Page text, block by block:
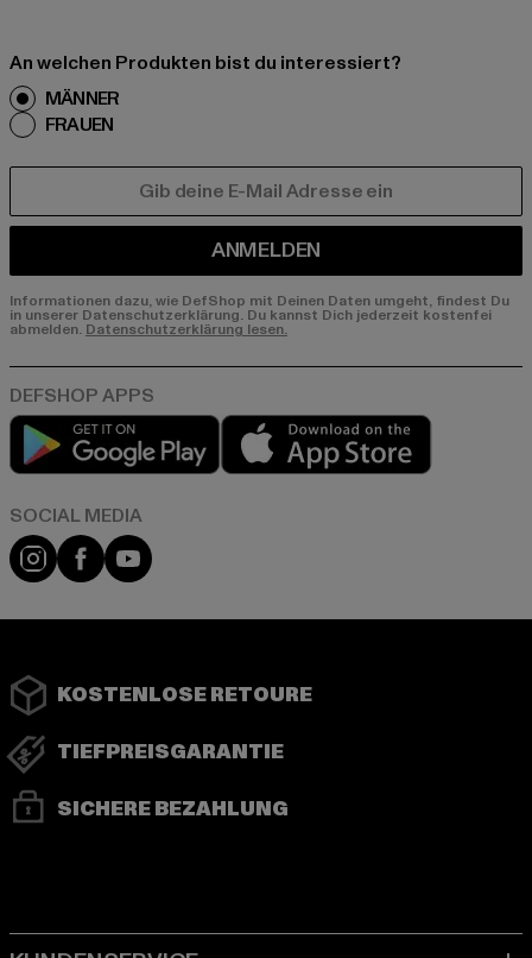
An welchen Produkten bist du interessiert?
MÄNNER
FRAUEN
ANMELDEN
Informationen dazu, wie DefShop mit Deinen Daten umgeht, findest Du
in unserer Datenschutzerklärung. Du kannst Dich jederzeit kostenfei
abmelden. Datenschutzerklärung lesen.
Play market
Instagram
FacebookYouTube
KOSTENLOSE RETOURE
TIEFPREISGARANTIE
SICHERE BEZAHLUNG